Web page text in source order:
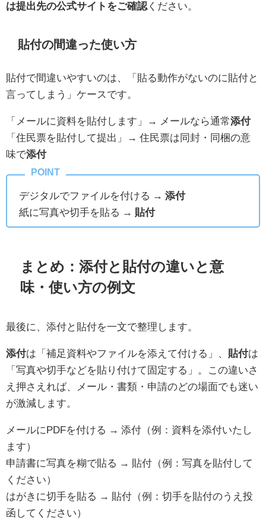
は提出先の公式サイトをご確認 ください。
貼付の間違った使い方
貼付で間違いやすいのは、「貼る動作がないのに貼付と
言ってしまう」ケースです。
「メールに資料を貼付します」→ メールなら通常添付
「住民票を貼付して提出」→ 住民票は同封・同梱の意
味で添付
デジタルでファイルを付ける → 添付
紙に写真や切手を貼る → 貼付
まとめ：添付と貼付の違いと意
味・使い方の例文
最後に、添付と貼付を一文で整理します。
添付は「補足資料やファイルを添えて付ける」、 貼付は
「写真や切手などを貼り付けて固定する」。この違いさ
え押さえれば、メール・書類・申請のどの場面でも迷い
が激減します。
メールにPDFを付ける → 添付（例：資料を添付いたし
ます）
申請書に写真を糊で貼る → 貼付（例：写真を貼付して
ください）
はがきに切手を貼る → 貼付（例：切手を貼付のうえ投
函してください）